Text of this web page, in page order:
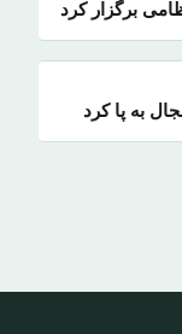
برگزار کرد
به پا کرد